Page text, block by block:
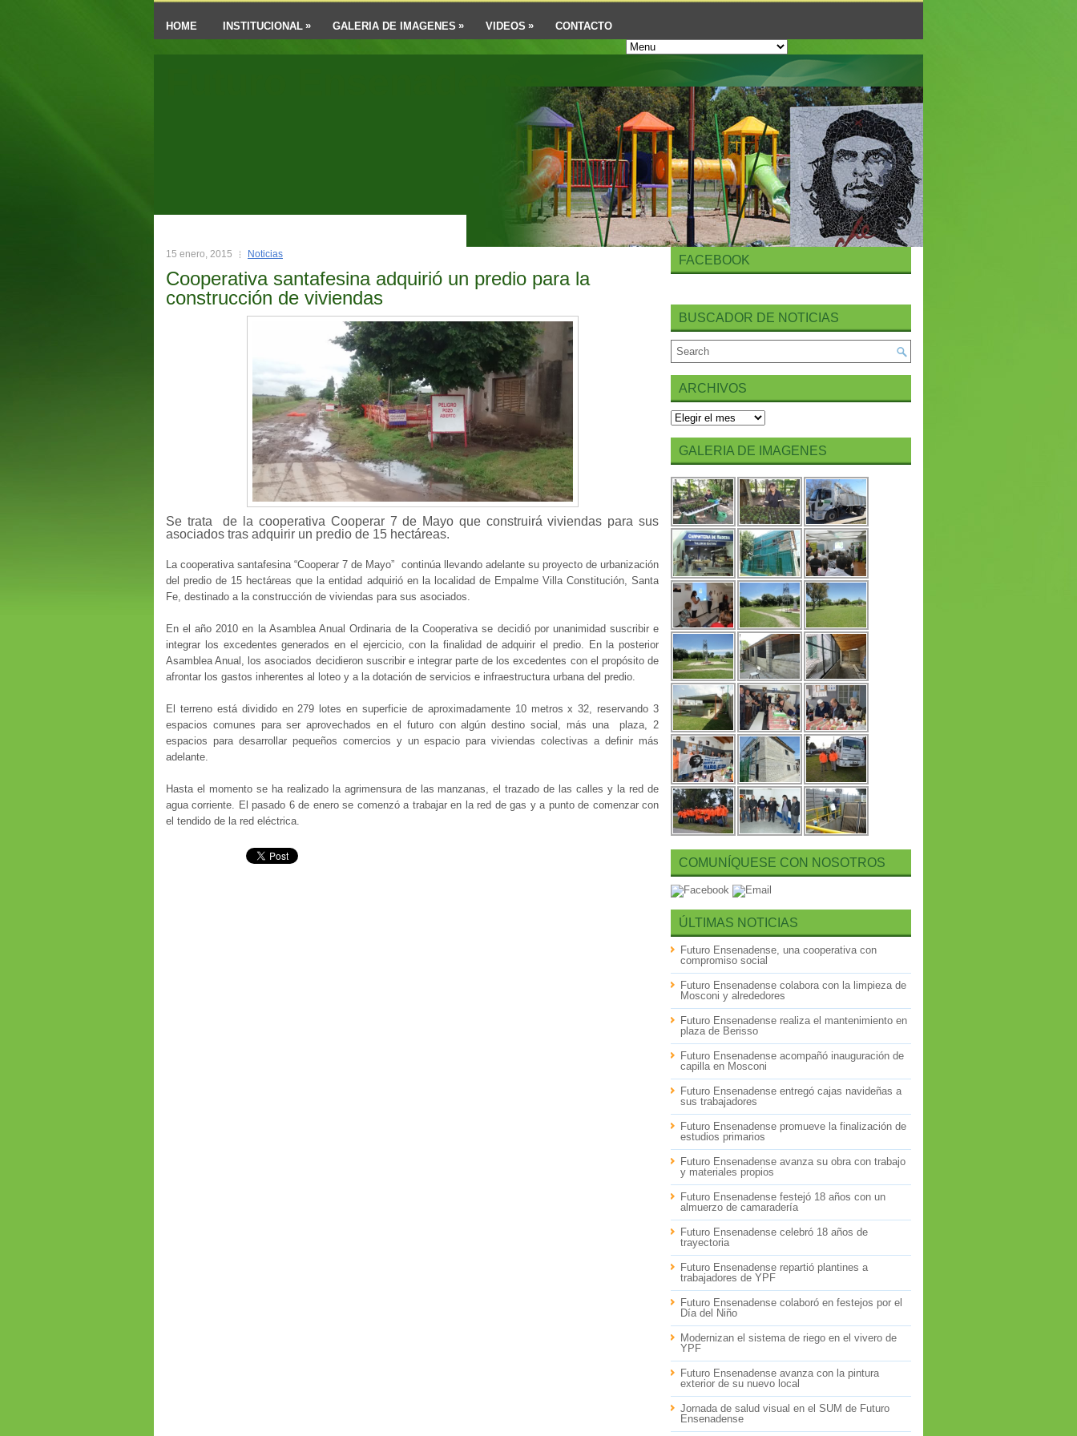
HOME INSTITUCIONAL » GALERIA DE IMAGENES » VIDEOS » CONTACTO
Futuro Ensenadense
15 enero, 2015 Noticias
Cooperativa santafesina adquirió un predio para la
construcción de viviendas
Se trata de la cooperativa Cooperar 7 de Mayo que construirá viviendas para sus
asociados tras adquirir un predio de 15 hectáreas.
La cooperativa santafesina “Cooperar 7 de Mayo” continúa llevando adelante su proyecto de urbanización
del predio de 15 hectáreas que la entidad adquirió en la localidad de Empalme Villa Constitución, Santa
Fe, destinado a la construcción de viviendas para sus asociados.
En el año 2010 en la Asamblea Anual Ordinaria de la Cooperativa se decidió por unanimidad suscribir e
integrar los excedentes generados en el ejercicio, con la finalidad de adquirir el predio. En la posterior
Asamblea Anual, los asociados decidieron suscribir e integrar parte de los excedentes con el propósito de
afrontar los gastos inherentes al loteo y a la dotación de servicios e infraestructura urbana del predio.
El terreno está dividido en 279 lotes en superficie de aproximadamente 10 metros x 32, reservando 3
espacios comunes para ser aprovechados en el futuro con algún destino social, más una plaza, 2
espacios para desarrollar pequeños comercios y un espacio para viviendas colectivas a definir más
adelante.
Hasta el momento se ha realizado la agrimensura de las manzanas, el trazado de las calles y la red de
agua corriente. El pasado 6 de enero se comenzó a trabajar en la red de gas y a punto de comenzar con
el tendido de la red eléctrica.
FACEBOOK
BUSCADOR DE NOTICIAS
ARCHIVOS
Archivos
GALERIA DE IMAGENES
COMUNÍQUESE CON NOSOTROS
ÚLTIMAS NOTICIAS
Futuro Ensenadense, una cooperativa con
compromiso social
Futuro Ensenadense colabora con la limpieza de
Mosconi y alrededores
Futuro Ensenadense realiza el mantenimiento en
plaza de Berisso
Futuro Ensenadense acompañó inauguración de
capilla en Mosconi
Futuro Ensenadense entregó cajas navideñas a
sus trabajadores
Futuro Ensenadense promueve la finalización de
estudios primarios
Futuro Ensenadense avanza su obra con trabajo
y materiales propios
Futuro Ensenadense festejó 18 años con un
almuerzo de camaradería
Futuro Ensenadense celebró 18 años de
trayectoria
Futuro Ensenadense repartió plantines a
trabajadores de YPF
Futuro Ensenadense colaboró en festejos por el
Día del Niño
Modernizan el sistema de riego en el vivero de
YPF
Futuro Ensenadense avanza con la pintura
exterior de su nuevo local
Jornada de salud visual en el SUM de Futuro
Ensenadense